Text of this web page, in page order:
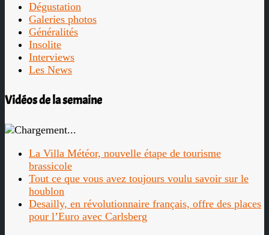
Dégustation
Galeries photos
Généralités
Insolite
Interviews
Les News
Vidéos de la semaine
La Villa Météor, nouvelle étape de tourisme
brassicole
Tout ce que vous avez toujours voulu savoir sur le
houblon
Desailly, en révolutionnaire français, offre des places
pour l’Euro avec Carlsberg